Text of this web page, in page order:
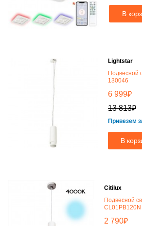
В
Lightstar
Подвесной
130046
6 999₽
13 813₽
Привезем
В
Citilux
Подвесной
CL01PB120N
2 790₽